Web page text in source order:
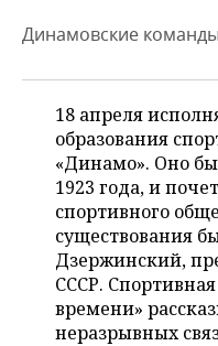
КОРОЛИ ГОСЗАКАЗА
ВУЗЫ ТАТАРСТАНА
КОМУ ПРИНАДЛЕЖАТ
ТОРГОВЫЕ ЦЕНТРЫ
ТАТАРСТАНА
ФИНАНСЫ
БАНКИ
БЮДЖЕТ
ИНВЕСТИЦИИ
НОВОСТИ
ПРОМЫШЛЕННОСТИ
АГРОПРОМ
МАШИНОСТРОЕНИЕ
НЕФТЕХИМИЯ
НЕФТЬ
НЕДВИЖИМОСТЬ
НОВОСТИ
АВТО
НОВОСТИ АВТО
БИЗНЕС
НОВОСТИ БИЗНЕСА
РОЗНИЧНАЯ
ТЕХНОЛОГИИ
НОВОСТИ
МЕРОПРИЯТИЯ
Динамовские
18 апреля
образования
«Динамо». Оно
1923 года, и
спортивного
существования
Дзержинский,
СССР.
времени»
неразрывных